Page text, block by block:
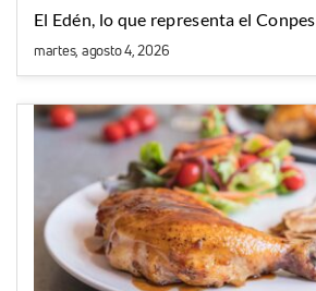
El Edén, lo que representa el Conpes
martes, agosto 4, 2026